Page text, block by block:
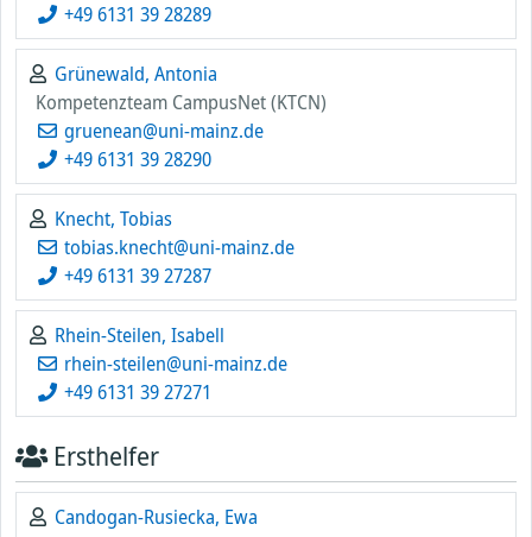
+49 6131 39 28289
Grünewald, Antonia
Kompetenzteam CampusNet (KTCN)
gruenean@uni-mainz.de
+49 6131 39 28290
Knecht, Tobias
tobias.knecht@uni-mainz.de
+49 6131 39 27287
Rhein-Steilen, Isabell
rhein-steilen@uni-mainz.de
+49 6131 39 27271
Ersthelfer
Candogan-Rusiecka, Ewa